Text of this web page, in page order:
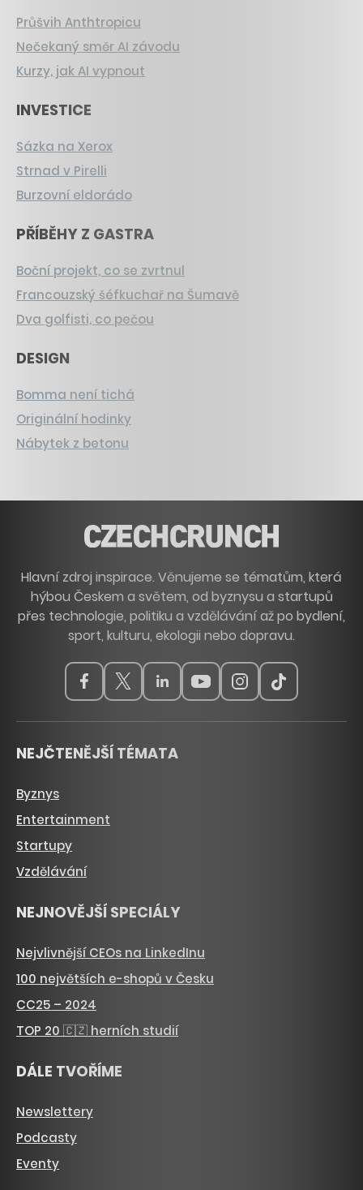
Průšvih Anthtropicu
Nečekaný směr AI závodu
Kurzy, jak AI vypnout
INVESTICE
Sázka na Xerox
Strnad v Pirelli
Burzovní eldorádo
PŘÍBĚHY Z GASTRA
Boční projekt, co se zvrtnul
Francouzský šéfkuchař na Šumavě
Dva golfisti, co pečou
DESIGN
Bomma není tichá
Originální hodinky
Nábytek z betonu
Hlavní zdroj inspirace. Věnujeme se tématům, která
hýbou Českem a světem, od byznysu a startupů
přes technologie, politiku a vzdělávání až po bydlení,
sport, kulturu, ekologii nebo dopravu.
NEJČTENĚJŠÍ TÉMATA
Byznys
Entertainment
Startupy
Vzdělávání
NEJNOVĚJŠÍ SPECIÁLY
Nejvlivnější CEOs na LinkedInu
100 největších e-shopů v Česku
CC25 – 2024
TOP 20 🇨🇿 herních studií
DÁLE TVOŘÍME
Newslettery
Podcasty
Eventy